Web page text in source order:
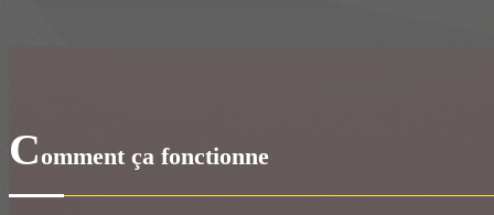
Comment ça fonctionne